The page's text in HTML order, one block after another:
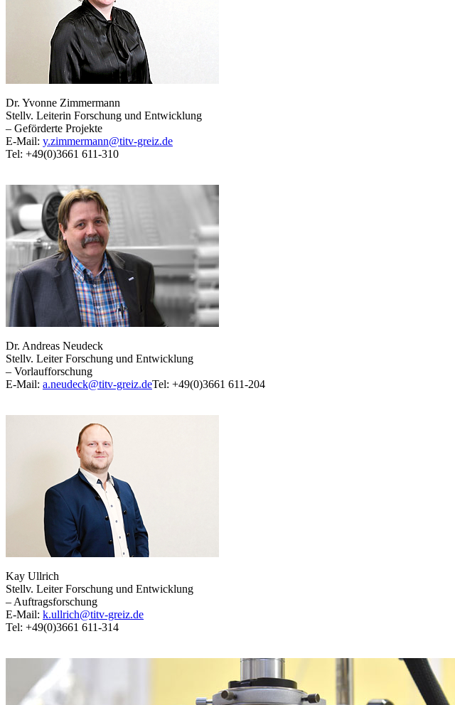
Dr. Yvonne Zimmermann
Stellv. Leiterin Forschung und Entwicklung
– Geförderte Projekte
E-Mail: y.zimmermann@titv-greiz.de
Tel: +49(0)3661 611-310
Dr. Andreas Neudeck
Stellv. Leiter Forschung und Entwicklung
– Vorlaufforschung
E-Mail: a.neudeck@titv-greiz.deTel: +49(0)3661 611-204
Kay Ullrich
Stellv. Leiter Forschung und Entwicklung
– Auftragsforschung
E-Mail: k.ullrich@titv-greiz.de
Tel: +49(0)3661 611-314